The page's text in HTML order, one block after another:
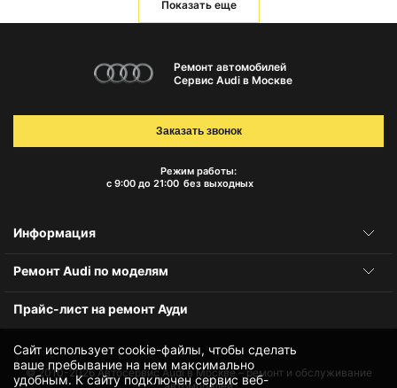
Показать еще
Сайт использует cookie-файлы, чтобы сделать
ваше пребывание на нем максимально
удобным. К cайту подключен сервис веб-
Ремонт автомобилей
Сервис Audi в Москве
Режим работы:
с 9:00 до 21:00 без выходных
Заказать звонок
Информация
Ремонт Audi по моделям
Прайс-лист на ремонт Ауди
© 2010-2026Автосервис Audi в Москве – ремонт и обслуживание